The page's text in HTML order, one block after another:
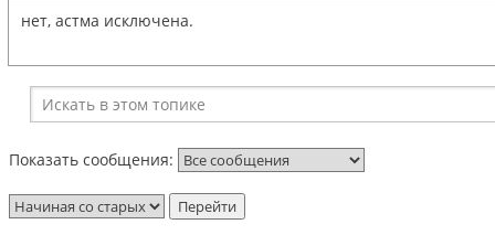
нет, астма исключена.
Показать сообщения: